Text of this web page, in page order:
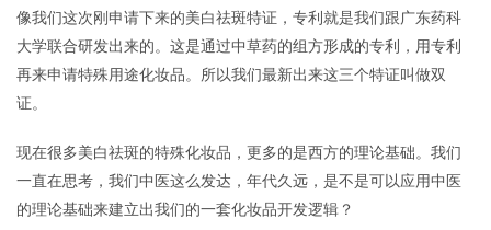
像我们这次刚申请下来的美白祛斑特证，专利就是我们跟广东药科
大学联合研发出来的。这是通过中草药的组方形成的专利，用专利
再来申请特殊用途化妆品。所以我们最新出来这三个特证叫做双
证。
现在很多美白祛斑的特殊化妆品，更多的是西方的理论基础。我们
一直在思考，我们中医这么发达，年代久远，是不是可以应用中医
的理论基础来建立出我们的一套化妆品开发逻辑？